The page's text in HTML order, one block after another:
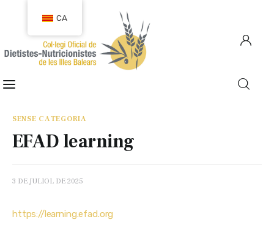
COL·LEGIATS
OCUPACIÓ
CIUTADANIA
RECURSOS
SENSE CATEGORIA
EFAD learning
3 DE JULIOL DE 2025
https://learning.efad.org
CA